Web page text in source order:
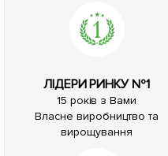
ЛІДЕРИ РИНКУ №1
15 років з Вами
Власне виробництво та
вирощування